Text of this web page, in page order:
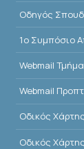
Οδηγός
1o Συμπόσιο
Webmail
Webmail
Οδικός
Οδικός